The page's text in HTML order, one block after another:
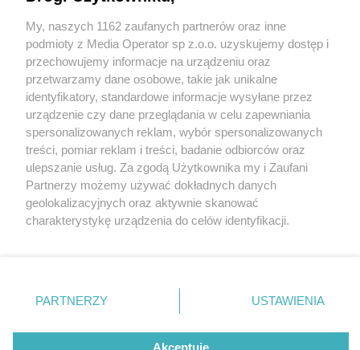
2 / 0
Wydawca mediów lokalnych
Nie zapomnij
zapoznać się z:
polityką prywatności regulamin korzystania z portali
Twojemiasto
Piekary Śląskie
Chorzów
Tarnowskie Góry
Gliwice
Skontakuj sięz nami
Kontakt
Wydawca
Redakcja
My, naszych 1162 zaufanych partnerów oraz inne
podmioty z Media Operator sp z.o.o. uzyskujemy dostęp i
przechowujemy informacje na urządzeniu oraz
przetwarzamy dane osobowe, takie jak unikalne
identyfikatory, standardowe informacje wysyłane przez
urządzenie czy dane przeglądania w celu zapewniania
spersonalizowanych reklam, wybór spersonalizowanych
treści, pomiar reklam i treści, badanie odbiorców oraz
ulepszanie usług. Za zgodą Użytkownika my i Zaufani
Partnerzy możemy używać dokładnych danych
geolokalizacyjnych oraz aktywnie skanować
charakterystykę urządzenia do celów identyfikacji.
zmienić/wycofać klikając przycisk ustawień prywatności
znajdujący się w lewym dolnym rogu strony
rodzaje przetwarzania danych nie wymagają zgody
użytkownika, ale masz prawo sprzeciwić się takiemu
PARTNERZY USTAWIENIA
Akceptuję